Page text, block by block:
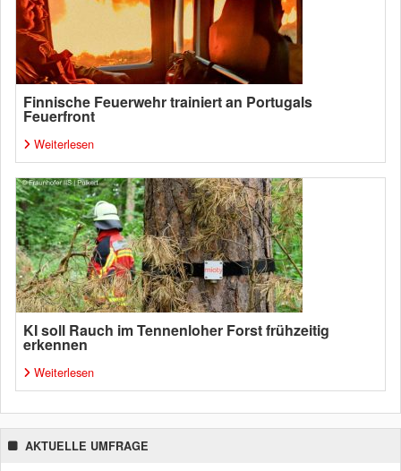
Finnische Feuerwehr trainiert an Portugals
Feuerfront
Weiterlesen
KI soll Rauch im Tennenloher Forst frühzeitig
erkennen
Weiterlesen
AKTUELLE UMFRAGE